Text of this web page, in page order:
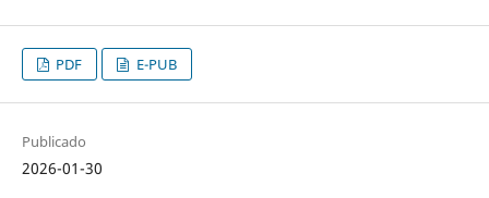
PDF E-PUB
Publicado
2026-01-30